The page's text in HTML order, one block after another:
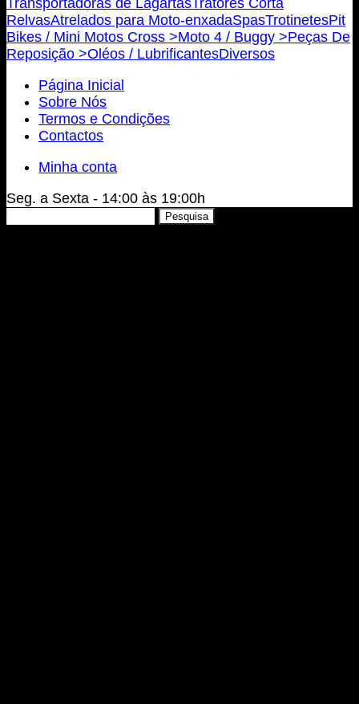
RelvasAtrelados para Moto-enxadaSpasTrotinetesPit
Bikes / Mini Motos Cross >Moto 4 / Buggy >Peças De
Reposição >Oléos / LubrificantesDiversos
Página Inicial
Sobre Nós
Termos e Condições
Contactos
Minha conta
Seg. a Sexta - 14:00 às 19:00h
Pesquisa